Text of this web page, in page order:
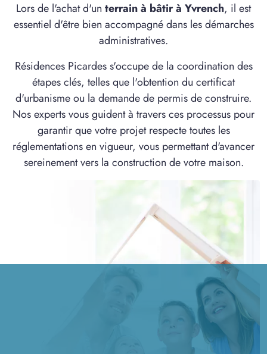
Lors de l'achat d'un terrain à bâtir à Yvrench, il est
essentiel d'être bien accompagné dans les démarches
administratives.
Résidences Picardes s'occupe de la coordination des
étapes clés, telles que l'obtention du certificat
d'urbanisme ou la demande de permis de construire.
Nos experts vous guident à travers ces processus pour
garantir que votre projet respecte toutes les
réglementations en vigueur, vous permettant d'avancer
sereinement vers la construction de votre maison.